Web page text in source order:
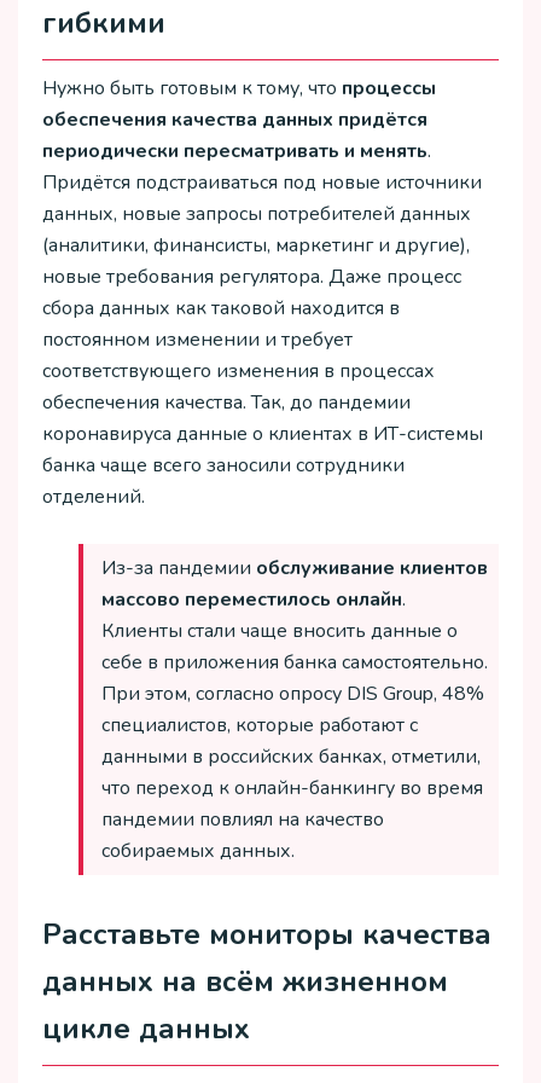
гибкими
Нужно быть готовым к тому, что процессы
обеспечения качества данных придётся
периодически пересматривать и менять.
Придётся подстраиваться под новые источники
данных, новые запросы потребителей данных
(аналитики, финансисты, маркетинг и другие),
новые требования регулятора. Даже процесс
сбора данных как таковой находится в
постоянном изменении и требует
соответствующего изменения в процессах
обеспечения качества. Так, до пандемии
коронавируса данные о клиентах в ИТ-системы
банка чаще всего заносили сотрудники
отделений.
Из-за пандемии обслуживание клиентов
массово переместилось онлайн.
Клиенты стали чаще вносить данные о
себе в приложения банка самостоятельно.
При этом, согласно опросу DIS Group, 48%
специалистов, которые работают с
данными в российских банках, отметили,
что переход к онлайн-банкингу во время
пандемии повлиял на качество
собираемых данных.
Расставьте мониторы качества
данных на всём жизненном
цикле данных